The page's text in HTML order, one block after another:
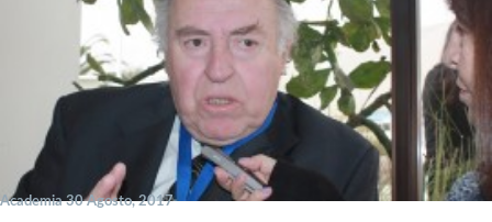
Academia 30 Agosto, 2017